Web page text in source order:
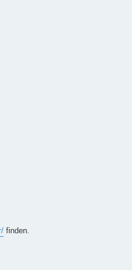
finden.